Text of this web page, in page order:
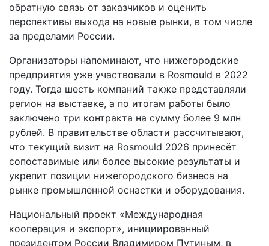
обратную связь от заказчиков и оценить
перспективы выхода на новые рынки, в том числе
за пределами России.
Организаторы напоминают, что нижегородские
предприятия уже участвовали в Rosmould в 2022
году. Тогда шесть компаний также представляли
регион на выставке, а по итогам работы было
заключено три контракта на сумму более 9 млн
рублей. В правительстве области рассчитывают,
что текущий визит на Rosmould 2026 принесёт
сопоставимые или более высокие результаты и
укрепит позиции нижегородского бизнеса на
рынке промышленной оснастки и оборудования.
Национальный проект «Международная
кооперация и экспорт», инициированный
президентом России Владимиром Путиным, в